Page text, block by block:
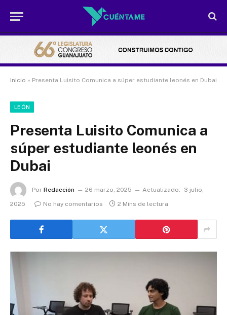
Inicio » Presenta Luisito Comunica a súper estudiante leonés en Dubai
LEÓN
Presenta Luisito Comunica a
súper estudiante leonés en
Dubai
Por Redacción 26 marzo, 2025 Actualizado:
3 julio,
2025
No hay comentarios 2 Mins de lectura